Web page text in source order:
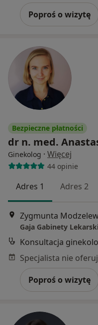
Poproś o wizytę
Bezpieczne płatności
dr n. med.
Ginekolog · Więcej
44 opinie
Adres 1 Adres 2
Gaja Gabinety
Konsultacja
Poproś o wizytę